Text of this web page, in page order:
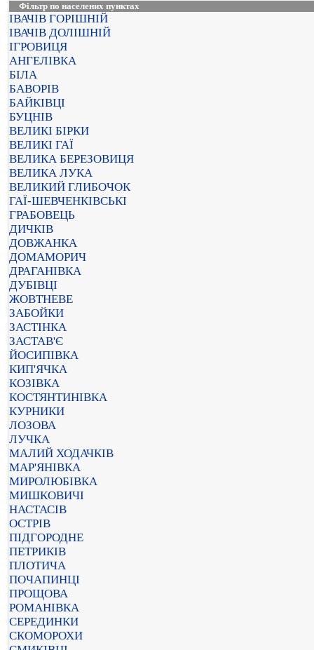
Фільтр по населених пунктах
ІВАЧІВ ГОРІШНІЙ
ІВАЧІВ ДОЛІШНІЙ
ІГРОВИЦЯ
АНГЕЛІВКА
БІЛА
БАВОРІВ
БАЙКІВЦІ
БУЦНІВ
ВЕЛИКІ БІРКИ
ВЕЛИКІ ГАЇ
ВЕЛИКА БЕРЕЗОВИЦЯ
ВЕЛИКА ЛУКА
ВЕЛИКИЙ ГЛИБОЧОК
ГАЇ-ШЕВЧЕНКІВСЬКІ
ГРАБОВЕЦЬ
ДИЧКІВ
ДОВЖАНКА
ДОМАМОРИЧ
ДРАГАНІВКА
ДУБІВЦІ
ЖОВТНЕВЕ
ЗАБОЙКИ
ЗАСТІНКА
ЗАСТАВ'Є
ЙОСИПІВКА
КИП'ЯЧКА
КОЗІВКА
КОСТЯНТИНІВКА
КУРНИКИ
ЛОЗОВА
ЛУЧКА
МАЛИЙ ХОДАЧКІВ
МАР'ЯНІВКА
МИРОЛЮБІВКА
МИШКОВИЧІ
НАСТАСІВ
ОСТРІВ
ПІДГОРОДНЕ
ПЕТРИКІВ
ПЛОТИЧА
ПОЧАПИНЦІ
ПРОЩОВА
РОМАНІВКА
СЕРЕДИНКИ
СКОМОРОХИ